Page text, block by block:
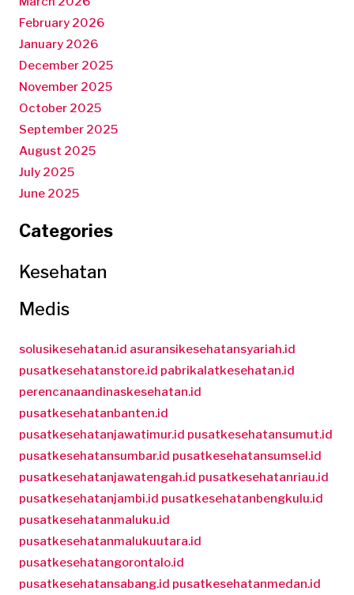
February 2026
January 2026
December 2025
November 2025
October 2025
September 2025
August 2025
July 2025
June 2025
Categories
Kesehatan
Medis
solusikesehatan.id asuransikesehatansyariah.id
pusatkesehatanstore.id pabrikalatkesehatan.id
perencanaandinaskesehatan.id
pusatkesehatanbanten.id
pusatkesehatanjawatimur.id pusatkesehatansumut.id
pusatkesehatansumbar.id pusatkesehatansumsel.id
pusatkesehatanjawatengah.id pusatkesehatanriau.id
pusatkesehatanjambi.id pusatkesehatanbengkulu.id
pusatkesehatanmaluku.id
pusatkesehatanmalukuutara.id
pusatkesehatangorontalo.id
pusatkesehatansabang.id pusatkesehatanmedan.id